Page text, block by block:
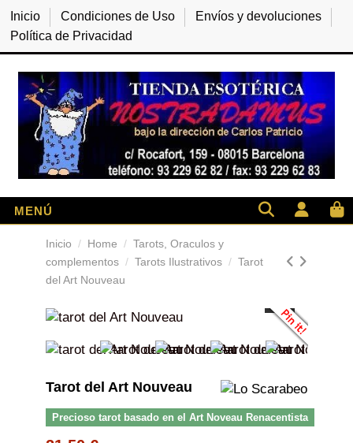
Inicio Condiciones de Uso
Envíos y devoluciones
Política de Privacidad
Inicio Home
Tarots, Oraculos y
complementos
Tarots Ilustrativos
Tarot
del Art Nouveau
Tarot del Art Nouveau
Precioso tarot basado en el Art Noveau Renacentista